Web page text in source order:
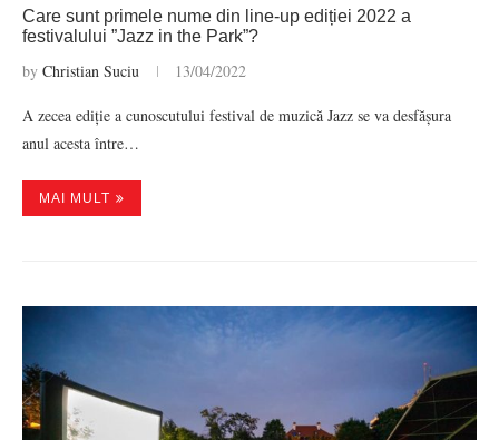
Care sunt primele nume din line-up ediției 2022 a
festivalului ”Jazz in the Park”?
by Christian Suciu 13/04/2022
A zecea ediție a cunoscutului festival de muzică Jazz se va desfășura
anul acesta între…
MAI MULT